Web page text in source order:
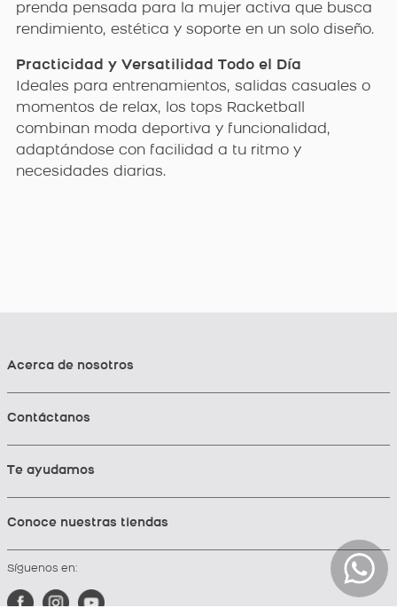
prenda pensada para la mujer activa que busca
rendimiento, estética y soporte en un solo diseño.
Practicidad y Versatilidad Todo el Día
Ideales para entrenamientos, salidas casuales o
momentos de relax, los tops Racketball
combinan moda deportiva y funcionalidad,
adaptándose con facilidad a tu ritmo y
necesidades diarias.
Acerca de nosotros
Contáctanos
Te ayudamos
Conoce nuestras tiendas
Síguenos en: